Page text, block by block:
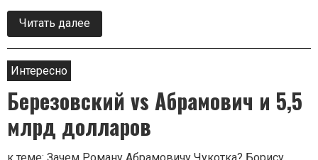
Читать далее
нас
История,
Олигархи.
Будет
ли
Ханука
в
Интересно
Березовский vs Абрамович и 5,5
млрд долларов